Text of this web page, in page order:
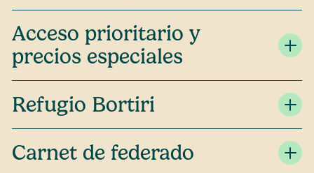
Acceso prioritario y
precios especiales
Refugio Bortiri
Carnet de federado